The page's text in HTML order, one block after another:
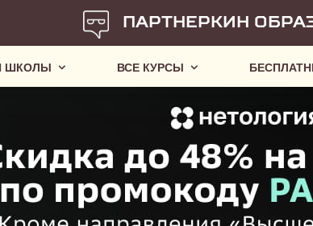
ПАРТНЕРКИН
ШКОЛЫ ВСЕ КУРСЫ